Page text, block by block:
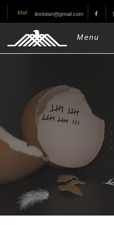
Mail : lextotan@gmail.com
Menu